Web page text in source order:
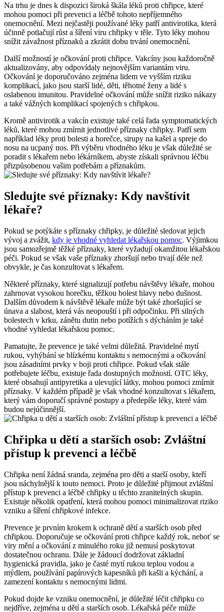
Na trhu je dnes k dispozici široká škála léků proti chřipce, které
mohou pomoci při prevenci a léčbě tohoto nepříjemného
onemocnění. Mezi nejčastěji používané léky patří antivirotika, která
účinně potlačují růst a šíření viru chřipky v těle. Tyto léky mohou
snížit závažnost příznaků a zkrátit dobu trvání onemocnění.
Další možností je očkování proti chřipce. Vakcíny jsou každoročně
aktualizovány, aby odpovídaly nejnovějším variantám viru.
Očkování je doporučováno zejména lidem ve vyšším riziku
komplikací, jako jsou starší lidé, děti, těhotné ženy a lidé s
oslabenou imunitou. Pravidelné očkování může snížit riziko nákazy
a také vážných komplikací spojených s chřipkou.
Kromě antivirotik a vakcín existuje také celá řada symptomatických
léků, které mohou zmírnit jednotlivé příznaky chřipky. Patří sem
například léky proti bolesti a horečce, sirupy na kašel a spreje do
nosu na ucpaný nos. Při výběru vhodného léku je však důležité se
poradit s lékařem nebo lékárníkem, abyste získali správnou léčbu
přizpůsobenou vašim potřebám a příznakům.
Sledujte své příznaky: Kdy navštívit
lékaře?
Pokud se potýkáte s příznaky chřipky, je důležité sledovat jejich
vývoj a zvážit, kdy je vhodné vyhledat lékařskou pomoc. Výjimkou
jsou samozřejmě těžké příznaky, které vyžadují okamžitou lékařskou
péči. Pokud se však vaše příznaky zhoršují nebo trvají déle než
obvykle, je čas konzultovat s lékařem.
Některé příznaky, které signalizují potřebu návštěvy lékaře, mohou
zahrnovat vysokou horečku, těžkou bolest hlavy nebo dušnost.
Dalším důvodem k návštěvě lékaře může být také zhoršující se
únava a slabost, která vás neopouští i při odpočinku. Při silných
bolestech v krku, zánětu dutin nebo potížích s dýcháním je také
vhodné vyhledat lékařskou pomoc.
Pamatujte, že prevence je také velmi důležitá. Pravidelné mytí
rukou, vyhýbání se blízkému kontaktu s nemocnými a očkování
jsou zásadními prvky v boji proti chřipce. Pokud však stále
potřebujete léčbu, existuje řada dostupných možností. OTC léky,
které obsahují antipyretika a ulevující látky, mohou pomoci zmírnit
příznaky. V každém případě je však vhodné konzultovat s lékařem,
který vám doporučí správné postupy a předepíše léky, které vám
budou nejúčinnější.
Chřipka u dětí a starších osob: Zvláštní
přístup k prevenci a léčbě
Chřipka není žádná sranda, zejména pro děti a starší osoby, kteří
jsou náchylnější k touto nemoci. Proto je důležité přijmout zvláštní
přístup k prevenci a léčbě chřipky u těchto zranitelných skupin.
Existuje několik opatření, která mohou pomoci minimalizovat riziko
vzniku a šíření chřipkové infekce.
Prevence je prvním krokem k ochraně dětí a starších osob před
chřipkou. Doporučuje se očkování proti chřipce každý rok, neboť se
viry mění a očkování z minulého roku již nemusí poskytovat
dostatečnou ochranu. Dále je žádoucí dodržovat základní
hygienická pravidla, jako je časté mytí rukou teplou vodou a
mýdlem, používání papírových kapesníků při kašli a kýchání, a
zamezení kontaktu s nemocnými lidmi.
Pokud dojde ke vzniku onemocnění, je důležité léčit chřipku co
nejdříve, zejména u dětí a starších osob. Lékařská péče může